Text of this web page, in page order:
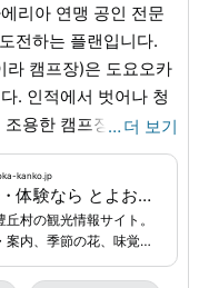
전하는 플랜입니다.
라 캠프장)은 도요오카
. 인적에서 벗어나 청
용한 캠프장입니다.
하게 힐링하며 재충전
! 【플랜 상
도요오카무라 관광 협
… 더 보기
kanko.jp
豊丘村の観光・体験なら とよおか旅時間｜南信州の自然・食・文化を楽しむ旅
村の観光情報サイト。
案内、季節の花、味覚狩
、宿泊、イベント情報な
役立つ情報を紹介しま